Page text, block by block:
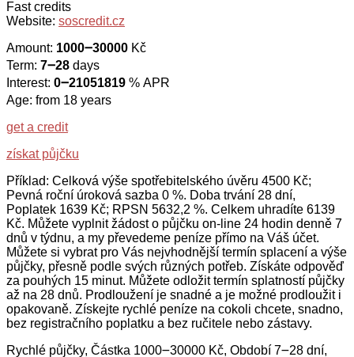
Fast credits
Website: soscredit.cz
Amount: 1000౼30000 Kč
Term: 7౼28 days
Interest: 0౼21051819 % APR
Age: from 18 years
get a credit
získat půjčku
Příklad: Celková výše spotřebitelského úvěru 4500 Kč;
Pevná roční úroková sazba 0 %. Doba trvání 28 dní,
Poplatek 1639 Kč; RPSN 5632,2 %. Celkem uhradíte 6139
Kč. Můžete vyplnit žádost o půjčku on-line 24 hodin denně 7
dnů v týdnu, a my převedeme peníze přímo na Váš účet.
Můžete si vybrat pro Vás nejvhodnější termín splacení a výše
půjčky, přesně podle svých různých potřeb. Získáte odpověď
za pouhých 15 minut. Můžete odložit termín splatností půjčky
až na 28 dnů. Prodloužení je snadné a je možné prodloužit i
opakovaně. Získejte rychlé peníze na cokoli chcete, snadno,
bez registračního poplatku a bez ručitele nebo zástavy.
Rychlé půjčky, Částka 1000౼30000 Kč, Období 7౼28 dní,